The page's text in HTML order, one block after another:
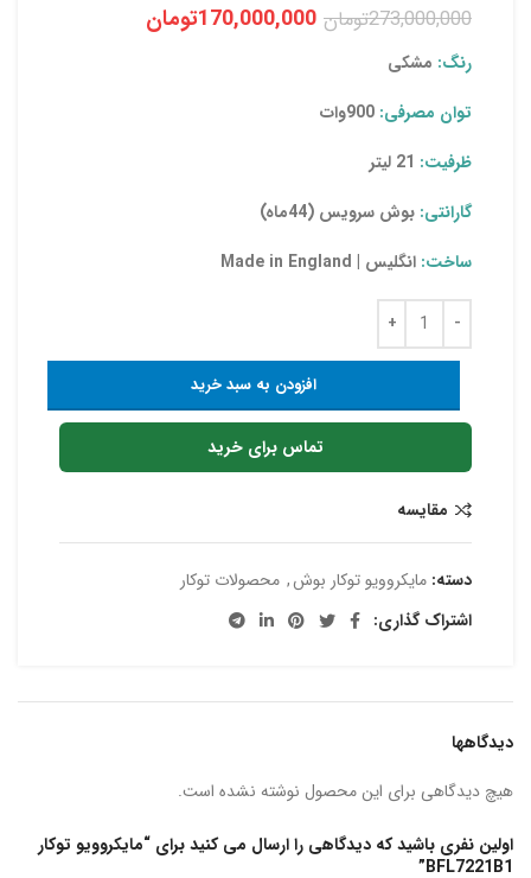
273,000,000تومان 170,000,000تومان
رنگ: مشکی
توان مصرفی:
ظرفیت:
گارانتی: بوش سرویس (44ماه)
ساخت: انگلیس | Made in England
افزودن به سبد خرید
تماس برای خرید
مقایسه
دسته: مایکروویو توکار بوش, محصولات توکار
اشتراک گذاری:
دیدگاهها
هیچ دیدگاهی برای این محصول نوشته نشده است.
اولین نفری باشید که دیدگاهی را ارسال می کنید برای “مایکروویو توکار
BFL7221B1”